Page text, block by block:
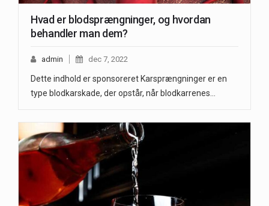
Hvad er blodsprængninger, og hvordan
behandler man dem?
admin dec 7, 2022
Dette indhold er sponsoreret Karsprængninger er en
type blodkarskade, der opstår, når blodkarrenes…